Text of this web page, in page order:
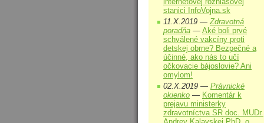
stanici InfoVojna.sk
11.X.2019 —Zdravotná
poradňa — Aké boli prvé
schválené vakcíny proti
detskej obrne? Bezpečné a
účinné, ako nás to učí
očkovacie bájoslovie? Ani
omylom!
02.X.2019 — Právnické
okienko — Komentár k
prejavu ministerky
zdravotníctva SR doc. MUDr.